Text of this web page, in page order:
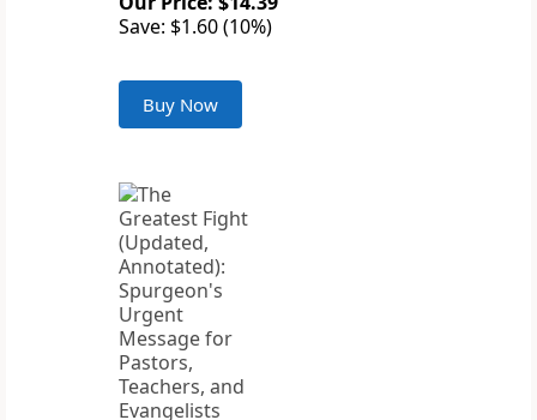
Save: $1.60 (10%)
Buy Now